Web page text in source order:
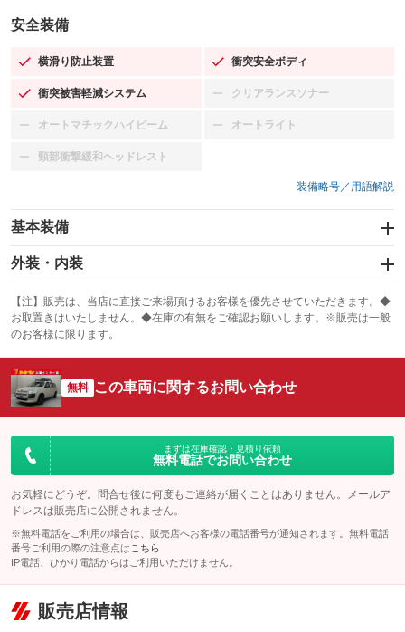
安全装備
横滑り防止装置
：装備あり 衝突安全ボディ
：装備あり
衝突被害軽減システム
：装備あり クリアランスソナー
：装備なし
オートマチックハイビーム
：装備なし オートライト
：装備なし
頸部衝撃緩和ヘッドレスト
：装備なし
装備略号／用語解説
基本装備
エアバッグ：運転席/助手席/サイド
：装備あり
：装備なし
サンルーフ
：装備なし ABS
エアコン
：装備あり Wエアコン
：装備なし
リフトアップ
：装備なし パワーステアリング
：装備あり
ダウンヒルアシストコントロール
パワーウィンドウ
：装備あり 盗難防止システム
：装備なし
：装備なし
USB入力端子
：装備なし
100V電源
：装備なし
：装備なし
レンタカーアップ
：装備なし
外装・内装
カーナビ
：装備なし
TV
：装備なし
オーディオ
ビジュアル
：装備なし
革シート
：装備なし ハーフレザーシート
：装備なし
：装備あり ：装備なし
HID(キセノンライト)
バックカメラ
：装備なし
：装備なし ：装備なし
ローダウン
：装備なし
【注】販売は、当店に直接ご来場頂けるお客様を優先させていただきます。◆
お取置きはいたしません。◆在庫の有無をご確認お願いします。※販売は一般
のお客様に限ります。
無料 この車両に関するお問い合わせ
まずは在庫確認・見積り依頼
無料電話でお問い合わせ
お気軽にどうぞ。問合せ後に何度もご連絡が届くことはありません。メールア
ドレスは販売店に公開されません。
※無料電話をご利用の場合は、販売店へお客様の電話番号が通知されます。無料電話
番号ご利用の際の注意点は こちら
IP電話、ひかり電話からはご利用いただけません。
販売店情報